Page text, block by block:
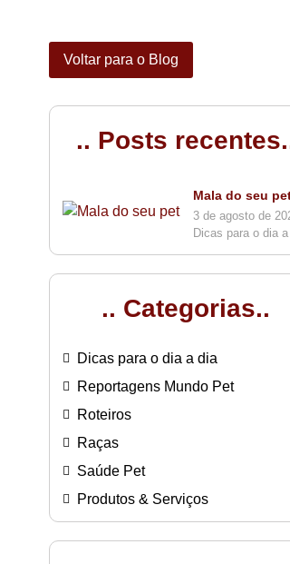
Voltar para o Blog
.. Posts
Mala do seu
3 de agosto de
Dicas para o dia
.. Categorias..
Dicas para o dia a dia
Reportagens Mundo Pet
Roteiros
Raças
Saúde Pet
Produtos & Serviços